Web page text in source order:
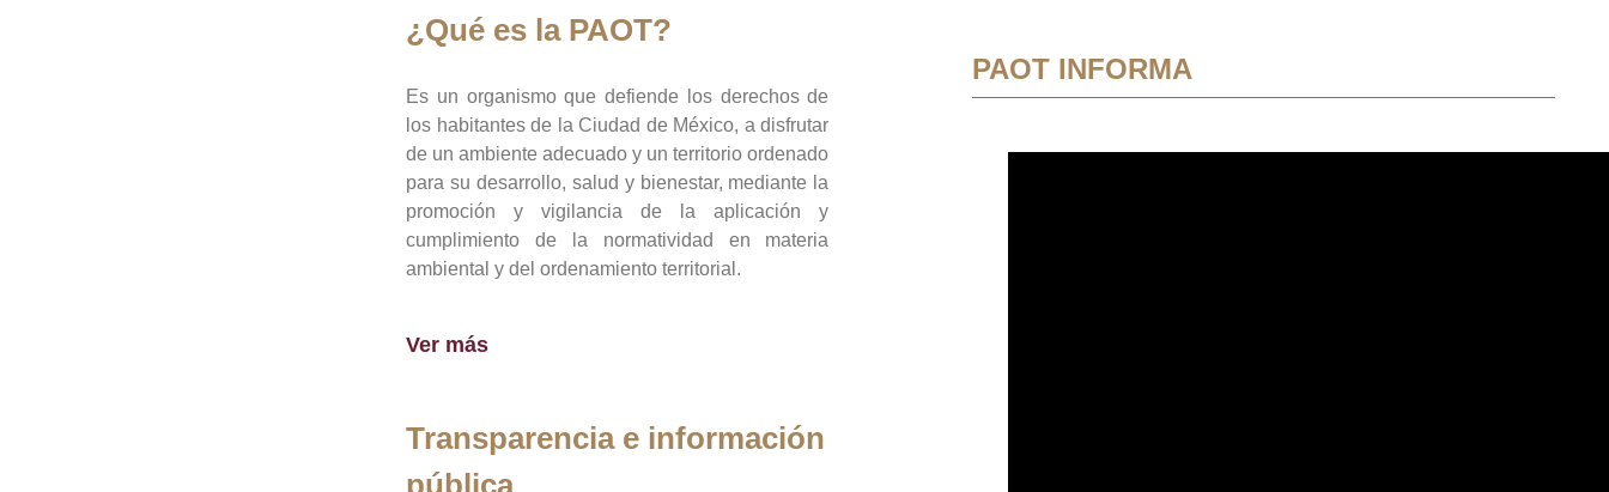
¿Qué es la PAOT?
Es un organismo que defiende los derechos de
los habitantes de la Ciudad de México, a disfrutar
de un ambiente adecuado y un territorio ordenado
para su desarrollo, salud y bienestar, mediante la
promoción y vigilancia de la aplicación y
cumplimiento de la normatividad en materia
ambiental y del ordenamiento territorial.
Ver más
Transparencia e información
pública
PAOT INFORMA